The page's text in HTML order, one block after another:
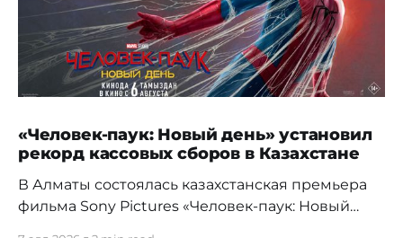
«Человек-паук: Новый день» установил
рекорд кассовых сборов в Казахстане
В Алматы состоялась казахстанская премьера
фильма Sony Pictures «Человек-паук: Новый